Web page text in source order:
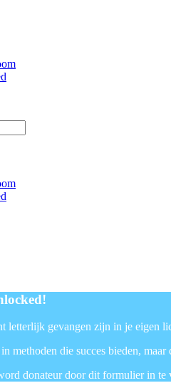
letterlijk gevangen zijn in je eigen
methoden die succes bieden,
donateur door dit formulier in